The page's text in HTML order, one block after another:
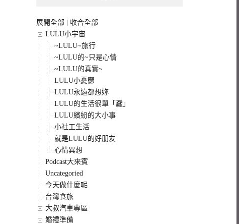
展開全部
收合全部
LULU小宇宙
~LULU~旅行
~LULU的~只是心情
~LULU的真實~
LULU小憂鬱
LULU永遠都想妳
LULU的生活很單「蠢」
LULU繽紛的大小事
小社工生活
就是LULU的好朋友
心情異想
Podcast大來賓
Uncategoried
今天做什麼呢
台灣食旅
大叔汽車專區
婚禮準備